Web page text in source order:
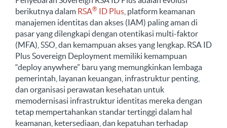
berikutnya dalam RSA® ID Plus , platform keamanan
manajemen identitas dan akses (IAM) paling aman di
pasar yang dilengkapi dengan otentikasi multi-faktor
(MFA), SSO, dan kemampuan akses yang lengkap. RSA ID
Plus Sovereign Deployment memiliki kemampuan
“deploy anywhere” baru yang memungkinkan lembaga
pemerintah, layanan keuangan, infrastruktur penting,
dan organisasi perawatan kesehatan untuk
memodernisasi infrastruktur identitas mereka dengan
tetap mempertahankan standar tertinggi dalam hal
keamanan, ketersediaan, dan kepatuhan terhadap